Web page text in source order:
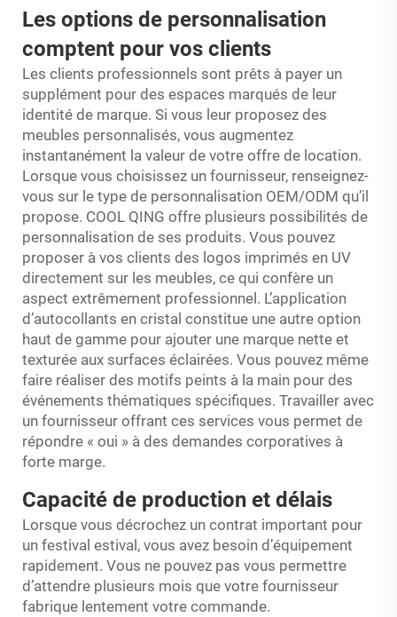
Les options de personnalisation
comptent pour vos clients
Les clients professionnels sont prêts à payer un
supplément pour des espaces marqués de leur
identité de marque. Si vous leur proposez des
meubles personnalisés, vous augmentez
instantanément la valeur de votre offre de location.
Lorsque vous choisissez un fournisseur, renseignez-
vous sur le type de personnalisation OEM/ODM qu’il
propose. COOL QING offre plusieurs possibilités de
personnalisation de ses produits. Vous pouvez
proposer à vos clients des logos imprimés en UV
directement sur les meubles, ce qui confère un
aspect extrêmement professionnel. L’application
d’autocollants en cristal constitue une autre option
haut de gamme pour ajouter une marque nette et
texturée aux surfaces éclairées. Vous pouvez même
faire réaliser des motifs peints à la main pour des
événements thématiques spécifiques. Travailler avec
un fournisseur offrant ces services vous permet de
répondre « oui » à des demandes corporatives à
forte marge.
Capacité de production et délais
Lorsque vous décrochez un contrat important pour
un festival estival, vous avez besoin d’équipement
rapidement. Vous ne pouvez pas vous permettre
d’attendre plusieurs mois que votre fournisseur
fabrique lentement votre commande.